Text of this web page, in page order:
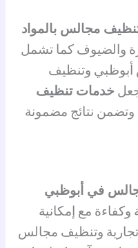
مجالس بالمواد
والضيوف كما تشمل
أبوظبي وتنظيف
خدمات تنظيف
وتضمن نتائج مضمونة
في أبوظبي
مع إمكانية
وتنظيف مجالس